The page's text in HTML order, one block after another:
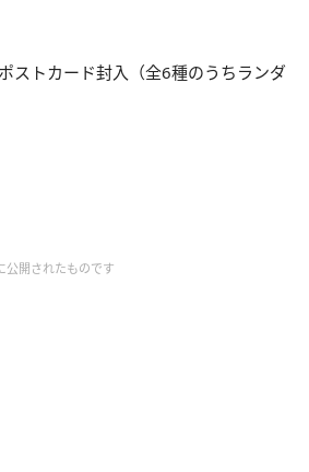
ストカード封入（全6種のうちランダ
公開されたものです